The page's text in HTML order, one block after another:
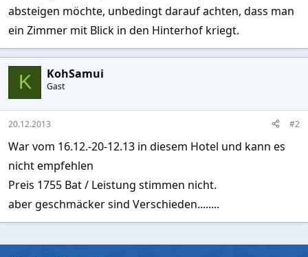
absteigen möchte, unbedingt darauf achten, dass man
ein Zimmer mit Blick in den Hinterhof kriegt.
K KohSamui
Gast
20.12.2013 #2
War vom 16.12.-20-12.13 in diesem Hotel und kann es
nicht empfehlen
Preis 1755 Bat / Leistung stimmen nicht.
aber geschmäcker sind Verschieden........